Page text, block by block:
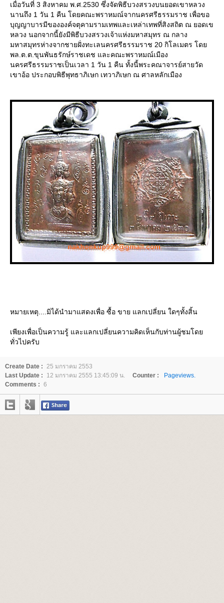
เมื่อวันที่ 3 สิงหาคม พ.ศ.2530 ซึ่งจัดพิธีบวงสรวงบนยอดเขาหลวง
นานถึง 1 วัน 1 คืน โดยคณะพราหมณ์จากนครศรีธรรมราช เพื่อขอ
บุญญาบารมีขององค์จตุคามรามเทพและเหล่าเทพที่สิงสถิต ณ ยอดเข
หลวง นอกจากนี้ยังมีพิธีบวงสรวงเจ้าแห่งมหาสมุทร ณ กลาง
มหาสมุทรห่างจากชายฝั่งทะเลนครศรีธรรมราช 20 กิโลเมตร โด
พล.ต.ต.ขุนพันธรักษ์ราชเดช และคณะพราหมณ์เมือง
นครศรีธรรมราชเป็นเวลา 1 วัน 1 คืน ทั้งนี้พระคณาจารย์สายวัด
เขาอ้อ ประกอบพิธีพุทธาภิเษก เทวาภิเษก ณ ศาลหลักเมือง
หมายเหตุ....มิได้นำมาแสดงเพื่อ ซื้อ ขาย แลกเปลี่ยน ใดๆทั้งสิ้น
เพียงเพื่อเป็นความรู้ และแลกเปลี่ยนความคิดเห็นกับท่านผู้ชมโด
ทั่วไปครับ
Create Date : 25 มกราคม 2553
Last Update :
12 มกราคม 2555 13:45:09 น. Counter :
Pageviews.
Comments : 6